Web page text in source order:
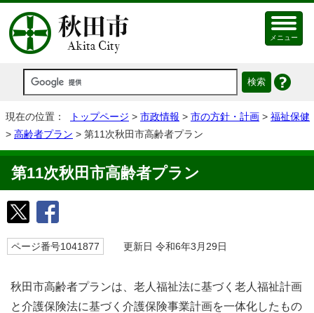
メニュー
現在の位置： トップページ > 市政情報 > 市の方針・計画 > 福祉保健
> 高齢者プラン > 第11次秋田市高齢者プラン
第11次秋田市高齢者プラン
ページ番号1041877 更新日 令和6年3月29日
秋田市高齢者プランは、老人福祉法に基づく老人福祉計画
と介護保険法に基づく介護保険事業計画を一体化したもの